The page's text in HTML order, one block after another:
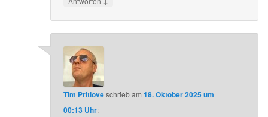
Tim Pritloveschriebam18. Oktober 2025 um
00:13 Uhr: